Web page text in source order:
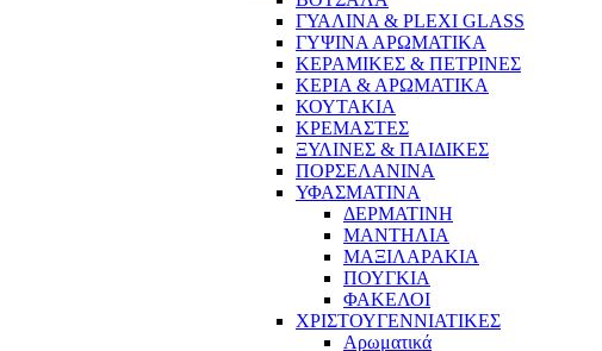
ΓΥΑΛΙΝΑ & PLEXI GLASS
ΓΥΨΙΝΑ ΑΡΩΜΑΤΙΚΑ
ΚΕΡΑΜΙΚΕΣ & ΠΕΤΡΙΝΕΣ
ΚΕΡΙΑ & ΑΡΩΜΑΤΙΚΑ
ΚΟΥΤΑΚΙΑ
ΚΡΕΜΑΣΤΕΣ
ΞΥΛΙΝΕΣ & ΠΑΙΔΙΚΕΣ
ΠΟΡΣΕΛΑΝΙΝΑ
ΥΦΑΣΜΑΤΙΝA
ΔΕΡΜΑΤΙΝΗ
ΜΑΝΤΗΛΙΑ
ΜΑΞΙΛΑΡΑΚΙΑ
ΠΟΥΓΚΙΑ
ΦΑΚΕΛΟΙ
ΧΡΙΣΤΟΥΓΕΝΝΙΑΤΙΚΕΣ
Αρωματικά